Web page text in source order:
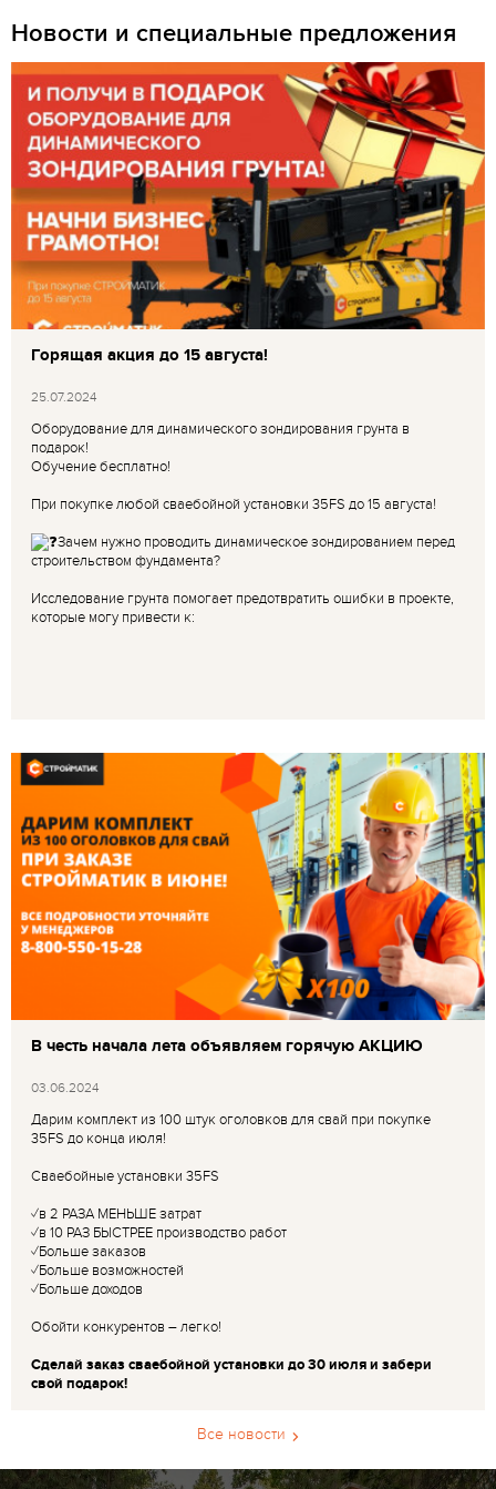
Новости и специальные предложения
Горящая акция до 15 августа!
25.07.2024
Оборудование для динамического зондирования грунта в
подарок!
Обучение бесплатно!
При покупке любой сваебойной установки 35FS до 15 августа!
Зачем нужно проводить динамическое зондированием перед
строительством фундамента?
Исследование грунта помогает предотвратить ошибки в проекте,
которые могу привести к:
В честь начала лета объявляем горячую АКЦИЮ
03.06.2024
Дарим комплект из 100 штук оголовков для свай при покупке
35FS до конца июля!
Сваебойные установки 35FS
✓в 2 РАЗА МЕНЬШЕ затрат
✓в 10 РАЗ БЫСТРЕЕ производство работ
✓Больше заказов
✓Больше возможностей
✓Больше доходов
Обойти конкурентов – легко!
Сделай заказ сваебойной установки до 30 июля и забери
свой подарок!
Все новости